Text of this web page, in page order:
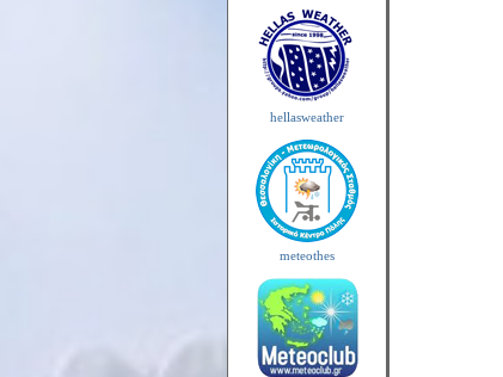
hellasweather
meteothes